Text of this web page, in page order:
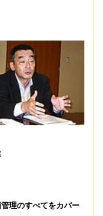
理のすべてをカバー